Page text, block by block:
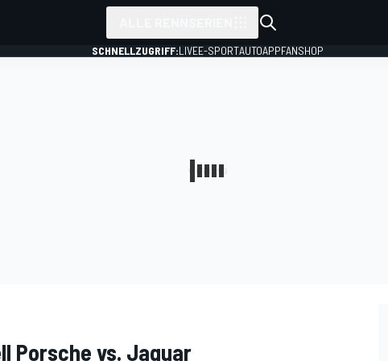
SCHNELLZUGRIFF:LIVEE-SPORTAUTOAPPFANSHOP
Porsche vs. Jaguar